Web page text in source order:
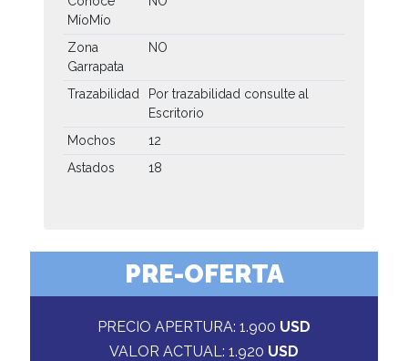
MíoMío
Zona
Garrapata
NO
Trazabilidad
Por trazabilidad consulte al
Escritorio
Mochos
12
Astados
18
PRE-OFERTA
PRECIO APERTURA: 1.900 USD
VALOR ACTUAL: 1.920 USD